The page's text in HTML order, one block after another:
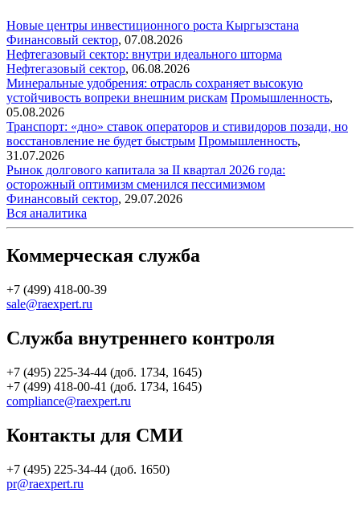
Новые центры инвестиционного роста Кыргызстана
Финансовый сектор, 07.08.2026
Нефтегазовый сектор: внутри идеального шторма
Нефтегазовый сектор, 06.08.2026
Минеральные удобрения: отрасль сохраняет высокую
устойчивость вопреки внешним рискам Промышленность,
05.08.2026
Транспорт: «дно» ставок операторов и стивидоров позади, но
восстановление не будет быстрым Промышленность,
31.07.2026
Рынок долгового капитала за II квартал 2026 года:
осторожный оптимизм сменился пессимизмом
Финансовый сектор, 29.07.2026
Вся аналитика
Коммерческая служба
+7 (499) 418-00-39
sale@raexpert.ru
Служба внутреннего контроля
+7 (495) 225-34-44 (доб. 1734, 1645)
+7 (499) 418-00-41 (доб. 1734, 1645)
compliance@raexpert.ru
Контакты для СМИ
+7 (495) 225-34-44 (доб. 1650)
pr@raexpert.ru